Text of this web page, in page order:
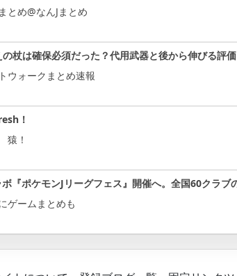
とめ@なんJまとめ
の杖は確保必須だった？代用武器と後から伸びる評
ウォークまとめ速報
！
猿！
ボ『ポケモンJリーグフェス』開催へ。全国60クラ
ゲームまとめも